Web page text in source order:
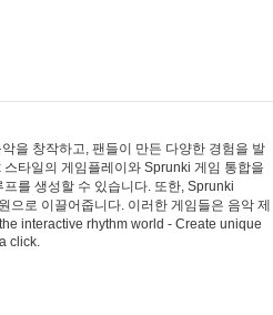
을 창작하고, 팬들이 만든 다양한 경험을 발
타일의 게임플레이와 Sprunki 게임 통합을
를 생성할 수 있습니다. 또한, Sprunki
로 이끌어줍니다. 이러한 게임들은 음악 제
interactive rhythm world - Create unique
click.